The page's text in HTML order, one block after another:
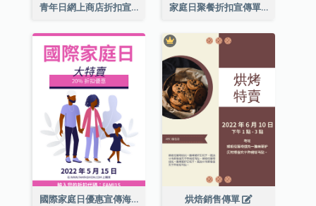
青年日網上商店折扣宣傳單張 家庭日聚餐折扣宣傳單張
國際家庭日優惠宣傳海報 烘焙銷售傳單